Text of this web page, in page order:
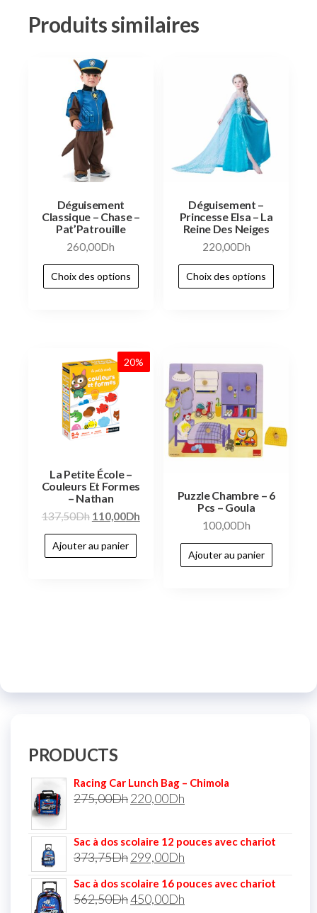
Produits similaires
Déguisement
Classique – Chase –
Pat’Patrouille
260,00Dh
Choix des options
Déguisement –
Princesse Elsa – La
Reine Des Neiges
220,00Dh
Choix des options
20%
La Petite École –
Couleurs Et Formes
– Nathan
137,50Dh 110,00Dh
Ajouter au panier
Puzzle Chambre – 6
Pcs – Goula
100,00Dh
Ajouter au panier
PRODUCTS
Racing Car Lunch Bag – Chimola
275,00Dh220,00Dh
Sac à dos scolaire 12 pouces avec chariot
373,75Dh299,00Dh
Sac à dos scolaire 16 pouces avec chariot
562,50Dh450,00Dh